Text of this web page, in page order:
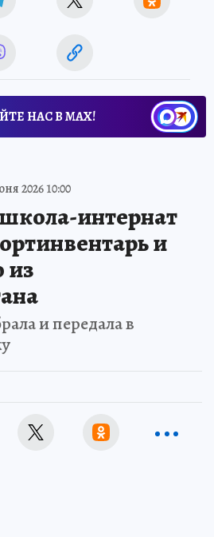
НАС В МАХ!
2026 10:00
интернат
и
из
и передала в